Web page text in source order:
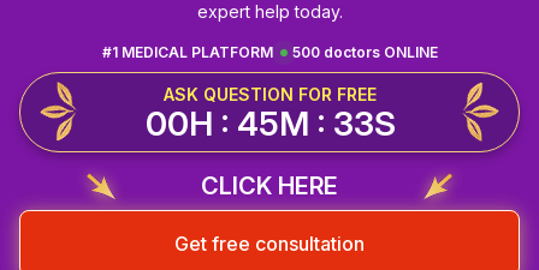
expert help today.
500 doctors ONLINE
#1 MEDICAL PLATFORM
ASK QUESTION FOR FREE
00H : 45M : 32S
CLICK HERE
Get free consultation